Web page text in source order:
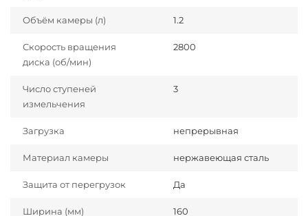
Объём камеры (л) 1.2
Скорость вращения
диска (об/мин)
2800
Число ступеней
измельчения
3
Загрузка непрерывная
Материал камеры нержавеющая сталь
Защита от перегрузок Да
Ширина (мм) 160